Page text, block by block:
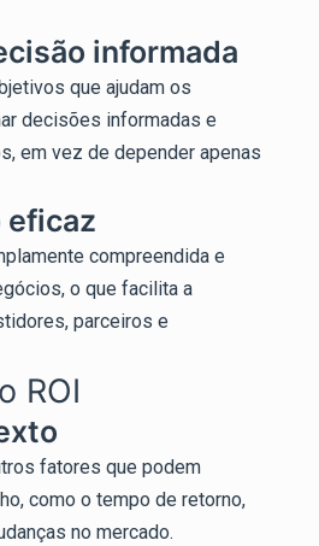
informada
que ajudam os
decisões informadas e
em vez de depender apenas
eficaz
compreendida e
o que facilita a
parceiros e
ROI
fatores que podem
como o tempo de retorno,
no mercado.